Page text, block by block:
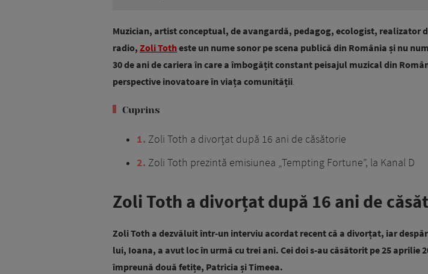
Muzician, artist conceptual, de avangardă, pedagog, ecologist, realizator
radio, Zoli Totheste un nume sonor pe scena publică din România și nu
30 de ani de cariera în care a îmbogățit constant peisajul muzical din
perspective inovatoare în viața comunității.
Cuprins
1 Zoli Toth a divorțat după 16 ani de căsătorie
2 Zoli Toth prezintă emisiunea „Tempting Fortune”, la Kanal D
Zoli Toth a divorțat după 16 ani de
Zoli Toth a dezvăluit într-un interviu acordat recent că a divorțat, iar
lui, Ioana, a avut loc în urmă cu trei ani. Cei doi s-au căsătorit pe 25 aprilie
împreună două fetițe, Patricia și Timeea.